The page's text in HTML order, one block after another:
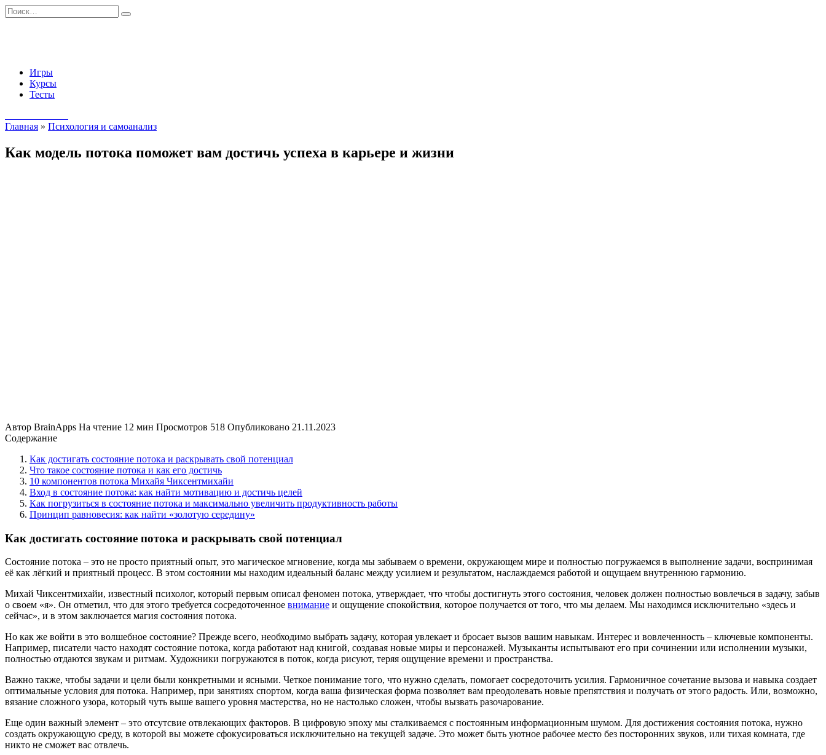
Перейти
к
Search
for:
Игры
Курсы
Тесты
Главная » Психология и самоанализ
Как модель потока поможет вам достичь успеха в карьере и жизни
Автор BrainApps На чтение 12 мин Просмотров 518 Опубликовано 21.11.2023
Содержание
Как достигать состояние потока и раскрывать свой потенциал
Что такое состояние потока и как его достичь
10 компонентов потока Михайя Чиксентмихайи
Вход в состояние потока: как найти мотивацию и достичь целей
Как погрузиться в состояние потока и максимально увеличить продуктивность работы
Принцип равновесия: как найти «золотую середину»
Как достигать состояние потока и раскрывать свой потенциал
Состояние потока – это не просто приятный опыт, это магическое мгновение, когда мы забываем о времени, окружающем мире и полностью погружаемся в выполнение задачи, воспринимая
её как лёгкий и приятный процесс. В этом состоянии мы находим идеальный баланс между усилием и результатом, наслаждаемся работой и ощущаем внутреннюю гармонию.
Михай Чиксентмихайи, известный психолог, который первым описал феномен потока, утверждает, что чтобы достигнуть этого состояния, человек должен полностью вовлечься в задачу, забыв
о своем «я». Он отметил, что для этого требуется сосредоточенное внимание и ощущение спокойствия, которое получается от того, что мы делаем. Мы находимся исключительно «здесь и
сейчас», и в этом заключается магия состояния потока.
Но как же войти в это волшебное состояние? Прежде всего, необходимо выбрать задачу, которая увлекает и бросает вызов вашим навыкам. Интерес и вовлеченность – ключевые компоненты.
Например, писатели часто находят состояние потока, когда работают над книгой, создавая новые миры и персонажей. Музыканты испытывают его при сочинении или исполнении музыки,
полностью отдаются звукам и ритмам. Художники погружаются в поток, когда рисуют, теряя ощущение времени и пространства.
Важно также, чтобы задачи и цели были конкретными и ясными. Четкое понимание того, что нужно сделать, помогает сосредоточить усилия. Гармоничное сочетание вызова и навыка создает
оптимальные условия для потока. Например, при занятиях спортом, когда ваша физическая форма позволяет вам преодолевать новые препятствия и получать от этого радость. Или, возможно,
вязание сложного узора, который чуть выше вашего уровня мастерства, но не настолько сложен, чтобы вызвать разочарование.
Еще один важный элемент – это отсутсвие отвлекающих факторов. В цифровую эпоху мы сталкиваемся с постоянным информационным шумом. Для достижения состояния потока, нужно
создать окружающую среду, в которой вы можете сфокусироваться исключительно на текущей задаче. Это может быть уютное рабочее место без посторонних звуков, или тихая комната, где
никто не сможет вас отвлечь.